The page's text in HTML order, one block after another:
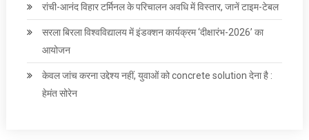
रांची-आनंद विहार टर्मिनल के परिचालन अवधि में विस्तार, जानें टाइम-टेबल
सरला बिरला विश्वविद्यालय में इंडक्शन कार्यक्रम ‘दीक्षारंभ-2026’ का
आयोजन
केवल जांच करना उद्देश्‍य नहीं, युवाओं को concrete solution देना है :
हेमंत सोरेन